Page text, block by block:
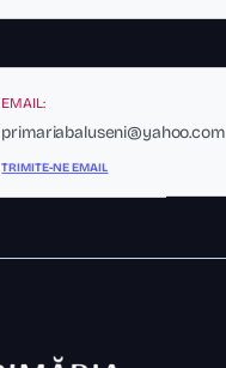
EMAIL:
primariabaluseni@yahoo.com
TRIMITE-NE EMAIL